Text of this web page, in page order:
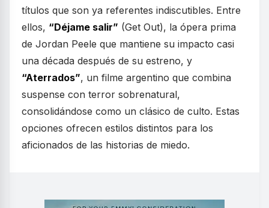
títulos que son ya referentes indiscutibles. Entre
ellos, “Déjame salir” (Get Out), la ópera prima
de Jordan Peele que mantiene su impacto casi
una década después de su estreno, y
“Aterrados”, un filme argentino que combina
suspense con terror sobrenatural,
consolidándose como un clásico de culto. Estas
opciones ofrecen estilos distintos para los
aficionados de las historias de miedo.